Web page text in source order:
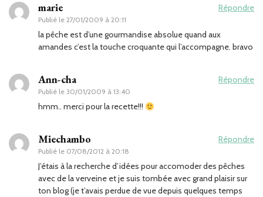
marie
Publié le 27/01/2009 à 20:11
Répondre
la pêche est d’une gourmandise absolue quand aux
amandes c’est la touche croquante qui l’accompagne. bravo
Ann-cha
Publié le 30/01/2009 à 13:40
Répondre
hmm.. merci pour la recette!!!
Miechambo
Publié le 07/08/2012 à 20:18
Répondre
J’étais à la recherche d’idées pour accomoder des pêches
avec de la verveine et je suis tombée avec grand plaisir sur
ton blog (je t’avais perdue de vue depuis quelques temps